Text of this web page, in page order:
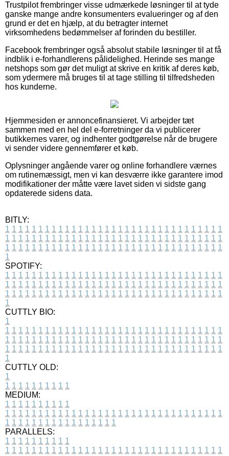
Trustpilot frembringer visse udmærkede løsninger til at tyde
ganske mange andre konsumenters evalueringer og af den
grund er det en hjælp, at du betragter internet
virksomhedens bedømmelser af forinden du bestiller.
Facebook frembringer også absolut stabile løsninger til at få
indblik i e-forhandlerens pålidelighed. Herinde ses mange
netshops som gør det muligt at skrive en kritik af deres køb,
som ydermere må bruges til at tage stilling til tilfredsheden
hos kunderne.
Hjemmesiden er annoncefinansieret. Vi arbejder tæt
sammen med en hel del e-forretninger da vi publicerer
butikkernes varer, og indhenter godtgørelse når de brugere
vi sender videre gennemfører et køb.
Oplysninger angående varer og online forhandlere værnes
om rutinemæssigt, men vi kan desværre ikke garantere imod
modifikationer der måtte være lavet siden vi sidste gang
opdaterede sidens data.
BITLY:
1 1 1 1 1 1 1 1 1 1 1 1 1 1 1 1 1 1 1 1 1 1 1 1 1 1 1 1 1 1 1 1 1
1 1 1 1 1 1 1 1 1 1 1 1 1 1 1 1 1 1 1 1 1 1 1 1 1 1 1 1 1 1 1 1 1
1 1 1 1 1 1 1 1 1 1 1 1 1 1 1 1 1 1 1 1 1 1 1 1 1 1 1 1 1 1 1 1 1
1
SPOTIFY:
1 1 1 1 1 1 1 1 1 1 1 1 1 1 1 1 1 1 1 1 1 1 1 1 1 1 1 1 1 1 1 1 1
1 1 1 1 1 1 1 1 1 1 1 1 1 1 1 1 1 1 1 1 1 1 1 1 1 1 1 1 1 1 1 1 1
1 1 1 1 1 1 1 1 1 1 1 1 1 1 1 1 1 1 1 1 1 1 1 1 1 1 1 1 1 1 1 1 1
1
CUTTLY BIO:
1
1 1 1 1 1 1 1 1 1 1 1 1 1 1 1 1 1 1 1 1 1 1 1 1 1 1 1 1 1 1 1 1 1
1 1 1 1 1 1 1 1 1 1 1 1 1 1 1 1 1 1 1 1 1 1 1 1 1 1 1 1 1 1 1 1 1
1 1 1 1 1 1 1 1 1 1 1 1 1 1 1 1 1 1 1 1 1 1 1 1 1 1 1 1 1 1 1 1 1
1
CUTTLY OLD:
1
1 1 1 1 1 1 1 1 1 1
MEDIUM:
1 1 1 1 1 1 1 1 1 1
1 1 1 1 1 1 1 1 1 1 1 1 1 1 1 1 1 1 1 1 1 1 1 1 1 1 1 1 1 1 1 1 1
1 1 1 1 1 1 1 1 1 1 1 1 1 1 1 1 1
PARALLELS:
1 1 1 1 1 1 1 1 1 1
1 1 1 1 1 1 1 1 1 1 1 1 1 1 1 1 1 1 1 1 1 1 1 1 1 1 1 1 1 1 1 1 1